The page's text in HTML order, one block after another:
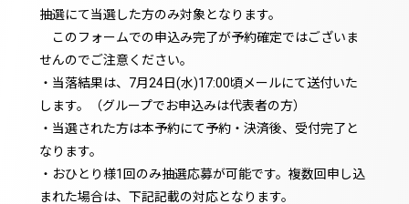
抽選にて当選した方のみ対象となります。
このフォームでの申込み完了が予約確定ではございま
せんのでご注意ください。
・当落結果は、7月24日(水)17:00頃メールにて送付いた
します。（グループでお申込みは代表者の方）
・当選された方は本予約にて予約・決済後、受付完了と
なります。
・おひとり様1回のみ抽選応募が可能です。複数回申し込
まれた場合は、下記記載の対応となります。